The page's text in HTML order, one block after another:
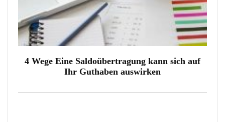
4 Wege Eine Saldoübertragung kann sich auf
Ihr Guthaben auswirken